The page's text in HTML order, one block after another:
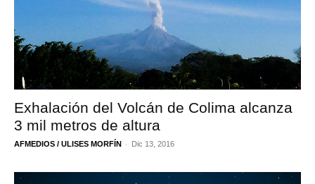
Exhalación del Volcán de Colima alcanza
3 mil metros de altura
AFMEDIOS / ULISES MORFÍN - Dic 13, 2016